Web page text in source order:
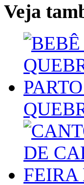
Veja